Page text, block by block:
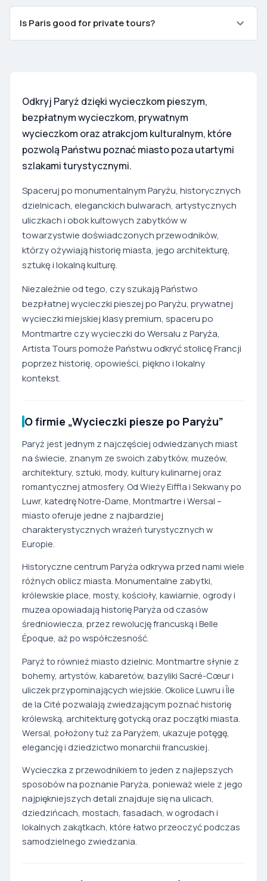
Is Paris good for private tours?
Odkryj Paryż dzięki wycieczkom pieszym,
bezpłatnym wycieczkom, prywatnym
wycieczkom oraz atrakcjom kulturalnym, które
pozwolą Państwu poznać miasto poza utartymi
szlakami turystycznymi.
Spaceruj po monumentalnym Paryżu, historycznych
dzielnicach, eleganckich bulwarach, artystycznych
uliczkach i obok kultowych zabytków w
towarzystwie doświadczonych przewodników,
którzy ożywiają historię miasta, jego architekturę,
sztukę i lokalną kulturę.
Niezależnie od tego, czy szukają Państwo
bezpłatnej wycieczki pieszej po Paryżu, prywatnej
wycieczki miejskiej klasy premium, spaceru po
Montmartre czy wycieczki do Wersalu z Paryża,
Artista Tours pomoże Państwu odkryć stolicę Francji
poprzez historię, opowieści, piękno i lokalny
kontekst.
O firmie „Wycieczki piesze po Paryżu”
Paryż jest jednym z najczęściej odwiedzanych miast
na świecie, znanym ze swoich zabytków, muzeów,
architektury, sztuki, mody, kultury kulinarnej oraz
romantycznej atmosfery. Od Wieży Eiffla i Sekwany po
Luwr, katedrę Notre-Dame, Montmartre i Wersal –
miasto oferuje jedne z najbardziej
charakterystycznych wrażeń turystycznych w
Europie.
Historyczne centrum Paryża odkrywa przed nami wiele
różnych oblicz miasta. Monumentalne zabytki,
królewskie place, mosty, kościoły, kawiarnie, ogrody i
muzea opowiadają historię Paryża od czasów
średniowiecza, przez rewolucję francuską i Belle
Époque, aż po współczesność.
Paryż to również miasto dzielnic. Montmartre słynie z
bohemy, artystów, kabaretów, bazyliki Sacré-Cœur i
uliczek przypominających wiejskie. Okolice Luwru i Île
de la Cité pozwalają zwiedzającym poznać historię
królewską, architekturę gotycką oraz początki miasta.
Wersal, położony tuż za Paryżem, ukazuje potęgę,
elegancję i dziedzictwo monarchii francuskiej.
Wycieczka z przewodnikiem to jeden z najlepszych
sposobów na poznanie Paryża, ponieważ wiele z jego
najpiękniejszych detali znajduje się na ulicach,
dziedzińcach, mostach, fasadach, w ogrodach i
lokalnych zakątkach, które łatwo przeoczyć podczas
samodzielnego zwiedzania.